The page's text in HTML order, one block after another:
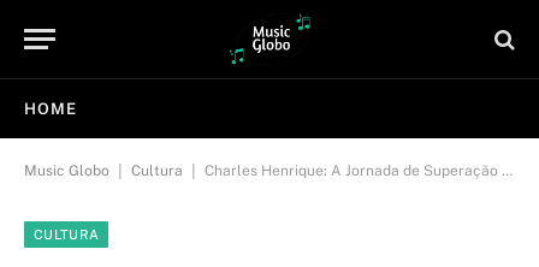
HOME
Music Globo Cultura Charles Henrique: A Jornada de Superação e Paixão pela Música
CULTURA